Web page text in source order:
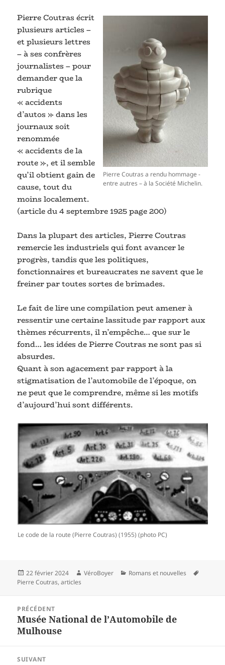
Pierre Coutras a rendu hommage -
entre autres – à la Société Michelin.
Pierre Coutras écrit
plusieurs articles –
et plusieurs lettres
– à ses confrères
journalistes – pour
demander que la
rubrique
« accidents
d’autos » dans les
journaux soit
renommée
« accidents de la
route », et il semble
qu’il obtient gain de
cause, tout du
moins localement.
(article du 4 septembre 1925 page 200)
Dans la plupart des articles, Pierre Coutras
remercie les industriels qui font avancer le
progrès, tandis que les politiques,
fonctionnaires et bureaucrates ne savent que le
freiner par toutes sortes de brimades.
Le fait de lire une compilation peut amener à
ressentir une certaine lassitude par rapport aux
thèmes récurrents, il n’empêche… que sur le
fond… les idées de Pierre Coutras ne sont pas si
absurdes.
Quant à son agacement par rapport à la
stigmatisation de l’automobile de l’époque, on
ne peut que le comprendre, même si les motifs
d’aujourd’hui sont différents.
Le code de la route (Pierre Coutras) (1955) (photo PC)
Publié
le
22 février 2024 Auteur
VéroBoyer Catégories
Romans et nouvelles
Pierre Coutras,articles
l’article
PRÉCÉDENT
Article
précédent :
Musée National de l’Automobile de
Mulhouse
SUIVANT